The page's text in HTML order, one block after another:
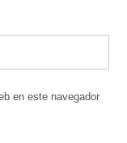
en este navegador